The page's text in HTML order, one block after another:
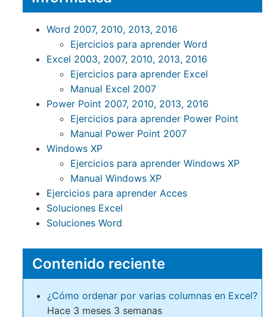
Word 2007, 2010, 2013, 2016
Ejercicios para aprender Word
Excel 2003, 2007, 2010, 2013, 2016
Ejercicios para aprender Excel
Manual Excel 2007
Power Point 2007, 2010, 2013, 2016
Ejercicios para aprender Power Point
Manual Power Point 2007
Windows XP
Ejercicios para aprender Windows XP
Manual Windows XP
Ejercicios para aprender Acces
Soluciones Excel
Soluciones Word
Contenido reciente
¿Cómo ordenar por varias columnas en Excel?
Hace 3 meses 3 semanas